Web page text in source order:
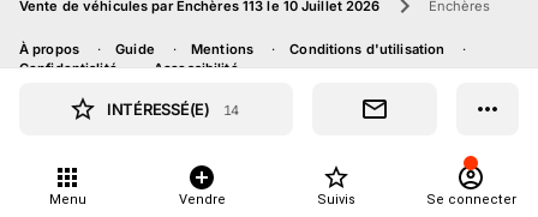
Vente de véhicules par Enchères 113 le 10 Juillet 2026
Enchères
À propos Guide Mentions
Conditions d'utilisation
Confidentialité
Accessibilité
INTÉRESSÉ(E) 14
Menu Vendre Suivis Se connecter